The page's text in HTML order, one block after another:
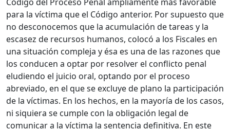
para la víctima que el Código anterior. Por supuesto que
no desconocemos que la acumulación de tareas y la
escasez de recursos humanos, colocó a los Fiscales en
una situación compleja y ésa es una de las razones que
los conducen a optar por resolver el conflicto penal
eludiendo el juicio oral, optando por el proceso
abreviado, en el que se excluye de plano la participación
de la víctimas. En los hechos, en la mayoría de los casos,
ni siquiera se cumple con la obligación legal de
comunicar a la víctima la sentencia definitiva. En este